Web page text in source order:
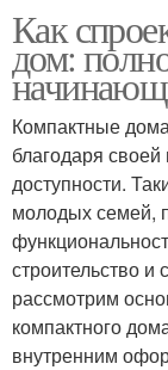
Как
дом:
Компактные
благодаря своей
доступности.
молодых семей,
строительство
рассмотрим
компактного
внутренним